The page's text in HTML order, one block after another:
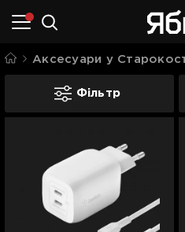
Аксесуари у
Блоки живлення
Фільтр